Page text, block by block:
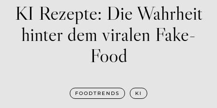
KI Rezepte: Die Wahrheit
hinter dem viralen Fake-
Food
FOODTRENDS KI